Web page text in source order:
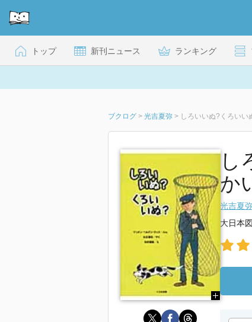
トップ 新刊ニュース ランキング
ブクログ > 光吉夏弥 > しろいいぬ?くろいい
し
か
光吉夏
大日本